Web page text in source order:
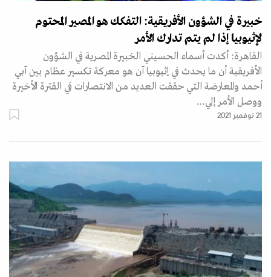
خبيرة في الشؤون الأفريقية: التفكك هو المصير المحتوم
لإثيوبيا إذا لم يتم تدارك الأمر
القاهرة: أكدت أسماء الحسيني الخبيرة المصرية في الشؤون
الأفريقية أن ما يحدث في إثيوبيا آن هو معركة تكسير عظام بين آبي
أحمد والمعارضة التي حققت العديد من الانتصارات في القترة الأخيرة
ووصل الأمر إلي…
21 نوفمبر 2021